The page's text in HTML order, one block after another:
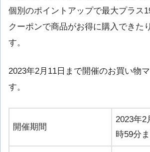
個別のポイントアップで最大プラス
クーポンで商品がお得に購入できた
す。
2023年2月11日まで開催のお買い物
す。
開催期間
2023年2
時59分